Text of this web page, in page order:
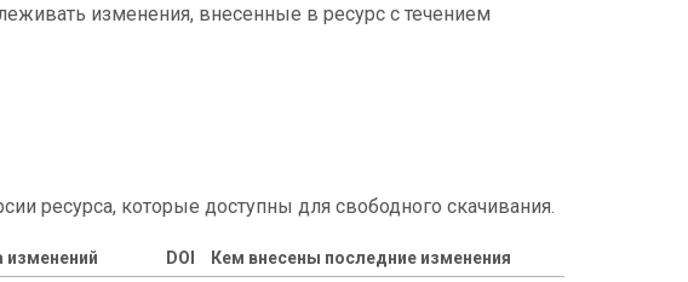
изменения, внесенные в ресурс с течением
ресурса, которые доступны для свободного скачивания.
изменений DOI
Кем внесены последние изменения